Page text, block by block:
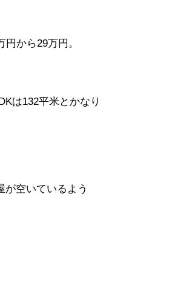
から29万円。
は132平米とかなり
が空いているよう